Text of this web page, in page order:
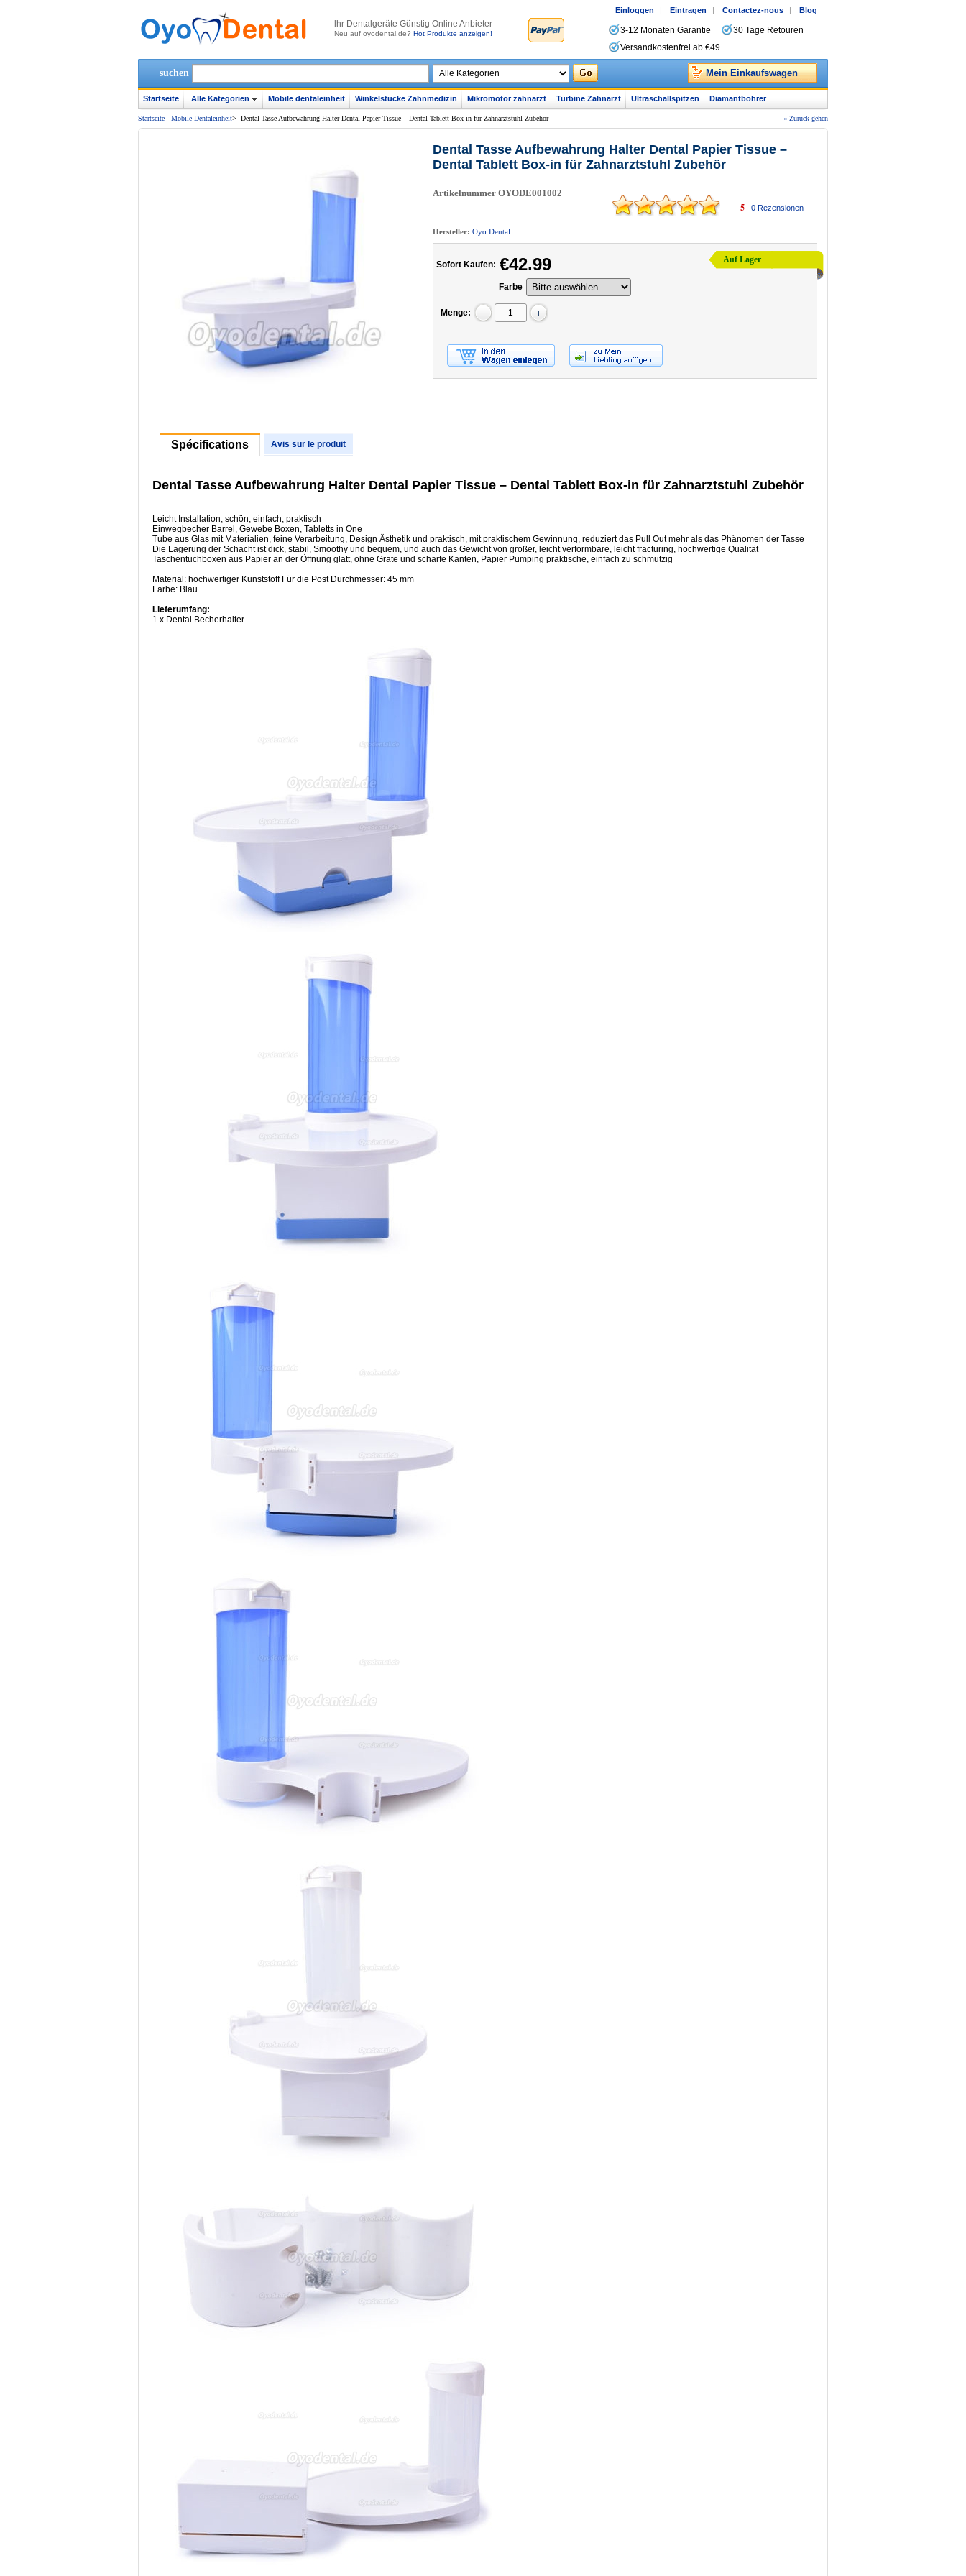
lhr Dentalgeräte Günstig Online Anbieter
Neu auf oyodental.de? Hot Produkte anzeigen!
Einloggen | Eintragen | Contactez-nous | Blog
3-12 Monaten Garantie
30 Tage Retouren
Versandkostenfrei ab €49
suchen Mein Einkaufswagen
Startseite Alle Kategorien Mobile dentaleinheit Winkelstücke Zahnmedizin Mikromotor zahnarzt Turbine Zahnarzt Ultraschallspitzen Diamantbohrer
Startseite - Mobile Dentaleinheit> Dental Tasse Aufbewahrung Halter Dental Papier Tissue – Dental Tablett Box-in für Zahnarztstuhl Zubehör « Zurück gehen
Dental Tasse Aufbewahrung Halter Dental Papier Tissue –
Dental Tablett Box-in für Zahnarztstuhl Zubehör
Artikelnummer OYODE001002
5 0Rezensionen
Hersteller: Oyo Dental
Auf Lager
Sofort Kaufen: €42.99
Farbe
Menge:
Spécifications Avis sur le produit
Dental Tasse Aufbewahrung Halter Dental Papier Tissue – Dental Tablett Box-in für Zahnarztstuhl Zubehör
Leicht Installation, schön, einfach, praktisch
Einwegbecher Barrel, Gewebe Boxen, Tabletts in One
Tube aus Glas mit Materialien, feine Verarbeitung, Design Ästhetik und praktisch, mit praktischem Gewinnung, reduziert das Pull Out mehr als das Phänomen der Tasse
Die Lagerung der Schacht ist dick, stabil, Smoothy und bequem, und auch das Gewicht von großer, leicht verformbare, leicht fracturing, hochwertige Qualität
Taschentuchboxen aus Papier an der Öffnung glatt, ohne Grate und scharfe Kanten, Papier Pumping praktische, einfach zu schmutzig
Material: hochwertiger Kunststoff Für die Post Durchmesser: 45 mm
Farbe: Blau
Lieferumfang:
1 x Dental Becherhalter